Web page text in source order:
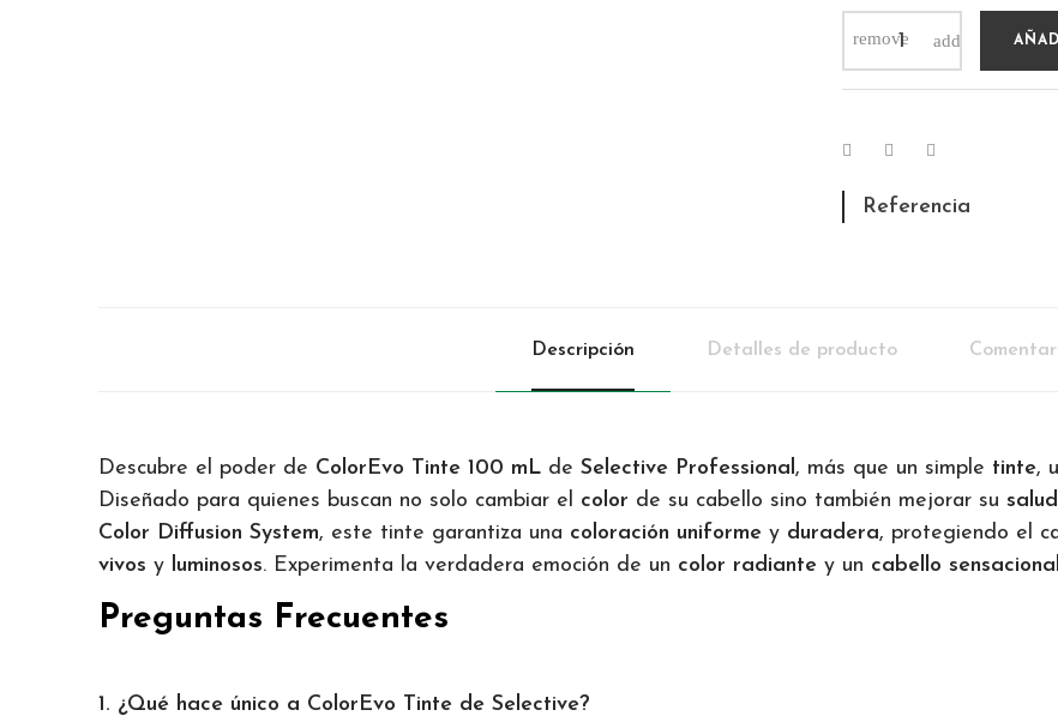
Referencia
Descripción Detalles de producto
Descubre el poder de ColorEvo Tinte 100 mL de Selective Professional, más que un simple tinte,
Diseñado para quienes buscan no solo cambiar el color de su cabello sino también mejorar su salud
Color Diffusion System, este tinte garantiza una coloración uniforme y duradera, protegiendo el
vivos y luminosos. Experimenta la verdadera emoción de un color radiante y un cabello
Preguntas Frecuentes
1. ¿Qué hace único a ColorEvo Tinte de Selective?